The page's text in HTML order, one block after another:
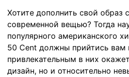
Хотите дополнить свой образ
современной вещью? Тогда
популярного американского
50 Cent должны прийтись вам
привлекательным в них
дизайн, но и относительно